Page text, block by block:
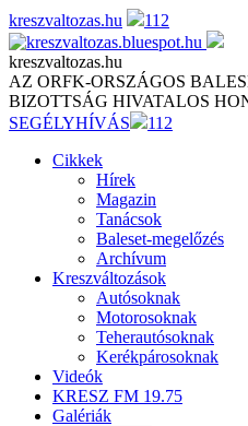
Skip
to
content
kreszvaltozas.hu 112
kreszvaltozas.hu
AZ ORFK-ORSZÁGOS
BIZOTTSÁG HIVATALOS
SEGÉLYHÍVÁS
112
Cikkek
Hírek
Magazin
Tanácsok
Baleset-megelőzés
Archívum
Kreszváltozások
Autósoknak
Motorosoknak
Teherautósoknak
Kerékpárosoknak
Videók
KRESZ FM 19.75
Galériák